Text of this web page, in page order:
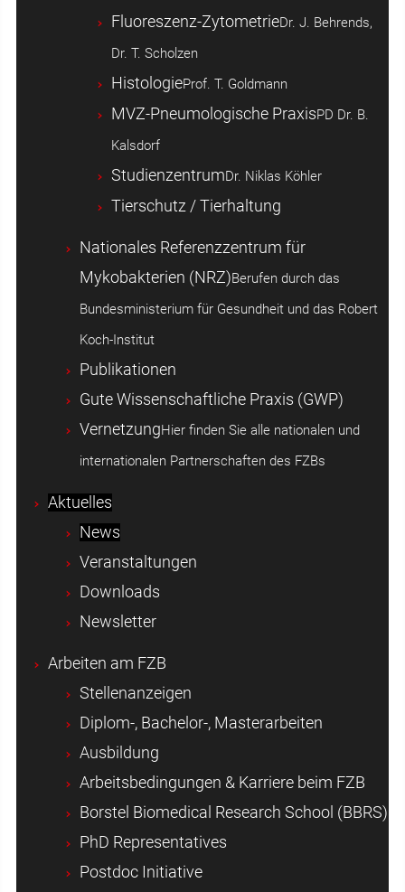
Fluoreszenz-ZytometrieDr. J. Behrends,
Dr. T. Scholzen
HistologieProf. T. Goldmann
MVZ-Pneumologische PraxisPD Dr. B.
Kalsdorf
StudienzentrumDr. Niklas Köhler
Tierschutz / Tierhaltung
Nationales Referenzzentrum für
Mykobakterien (NRZ)Berufen durch das
Bundesministerium für Gesundheit und das Robert
Koch-Institut
Publikationen
Gute Wissenschaftliche Praxis (GWP)
VernetzungHier finden Sie alle nationalen und
internationalen Partnerschaften des FZBs
Aktuelles
News
Veranstaltungen
Downloads
Newsletter
Arbeiten am FZB
Stellenanzeigen
Diplom-, Bachelor-, Masterarbeiten
Ausbildung
Arbeitsbedingungen & Karriere beim FZB
Borstel Biomedical Research School (BBRS)
PhD Representatives
Postdoc Initiative